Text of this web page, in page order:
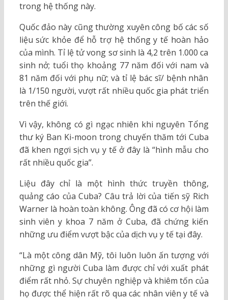
trong hệ thống này.
Quốc đảo này cũng thường xuyên công bố các số
liệu sức khỏe để hỗ trợ hệ thống y tế hoàn hảo
của mình. Tỉ lệ tử vong sơ sinh là 4,2 trên 1.000 ca
sinh nở; tuổi thọ khoảng 77 năm đối với nam và
81 năm đối với phụ nữ; và tỉ lệ bác sĩ/ bệnh nhân
là 1/150 người, vượt rất nhiều quốc gia phát triển
trên thế giới.
Vì vậy, không có gì ngạc nhiên khi nguyên Tổng
thư ký Ban Ki-moon trong chuyến thăm tới Cuba
đã khen ngợi sịch vụ y tế ở đây là “hình mẫu cho
rất nhiều quốc gia”.
Liệu đây chỉ là một hình thức truyền thông,
quảng cáo của Cuba? Câu trả lời của tiến sỹ Rich
Warner là hoàn toàn không. Ông đã có cơ hội làm
sinh viên y khoa 7 năm ở Cuba, đã chứng kiến
những ưu điểm vượt bậc của dịch vụ y tế tại đây.
“Là một công dân Mỹ, tôi luôn luôn ấn tượng với
những gì người Cuba làm được chỉ với xuất phát
điểm rất nhỏ. Sự chuyên nghiệp và khiêm tốn của
họ được thể hiện rất rõ qua các nhân viên y tế và